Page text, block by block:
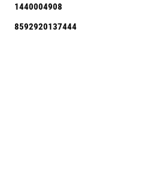
1440004908
8592920137444